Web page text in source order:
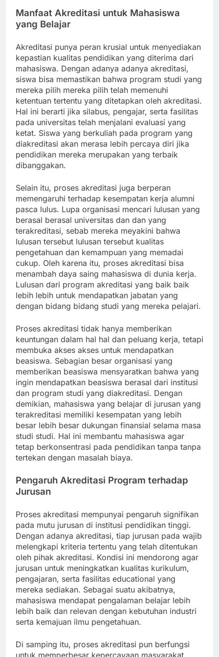
Manfaat Akreditasi untuk Mahasiswa
yang Belajar
Akreditasi punya peran krusial untuk menyediakan
kepastian kualitas pendidikan yang diterima dari
mahasiswa. Dengan adanya adanya akreditasi,
siswa bisa memastikan bahwa program studi yang
mereka pilih mereka pilih telah memenuhi
ketentuan tertentu yang ditetapkan oleh akreditasi.
Hal ini berarti jika silabus, pengajar, serta fasilitas
pada universitas telah menjalani evaluasi yang
ketat. Siswa yang berkuliah pada program yang
diakreditasi akan merasa lebih percaya diri jika
pendidikan mereka merupakan yang terbaik
dibanggakan.
Selain itu, proses akreditasi juga berperan
memengaruhi terhadap kesempatan kerja alumni
pasca lulus. Lupa organisasi mencari lulusan yang
berasal berasal universitas dan dan yang
terakreditasi, sebab mereka meyakini bahwa
lulusan tersebut lulusan tersebut kualitas
pengetahuan dan kemampuan yang memadai
cukup. Oleh karena itu, proses akreditasi bisa
menambah daya saing mahasiswa di dunia kerja.
Lulusan dari program akreditasi yang baik baik
lebih lebih untuk mendapatkan jabatan yang
dengan bidang bidang studi yang mereka pelajari.
Proses akreditasi tidak hanya memberikan
keuntungan dalam hal hal dan peluang kerja, tetapi
membuka akses akses untuk mendapatkan
beasiswa. Sebagian besar organisasi yang
memberikan beasiswa mensyaratkan bahwa yang
ingin mendapatkan beasiswa berasal dari institusi
dan program studi yang diakreditasi. Dengan
demikian, mahasiswa yang belajar di jurusan yang
terakreditasi memiliki kesempatan yang lebih
besar lebih besar dukungan finansial selama masa
studi studi. Hal ini membantu mahasiswa agar
tetap berkonsentrasi pada pendidikan tanpa tanpa
tertekan dengan masalah biaya.
Pengaruh Akreditasi Program terhadap
Jurusan
Proses akreditasi mempunyai pengaruh signifikan
pada mutu jurusan di institusi pendidikan tinggi.
Dengan adanya akreditasi, tiap jurusan pada wajib
melengkapi kriteria tertentu yang telah ditentukan
oleh pihak akreditasi. Kondisi ini mendorong agar
jurusan untuk meningkatkan kualitas kurikulum,
pengajaran, serta fasilitas educational yang
mereka sediakan. Sebagai suatu akibatnya,
mahasiswa mendapat pengalaman belajar lebih
lebih baik dan relevan dengan kebutuhan industri
serta kemajuan ilmu pengetahuan.
Di samping itu, proses akreditasi pun berfungsi